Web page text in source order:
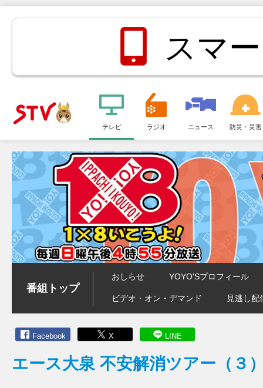
ＳＴＶ札
幌テレビ
スマ
メ
ュ
ー
テレビ ラジオ ニュース 防災・災害
番組トップ
おしらせ YOYO'Sプロフィール
ビデオ・オン・デマンド 見逃し配
Facebook X LINE
エース大泉 不安解消ツアー（３